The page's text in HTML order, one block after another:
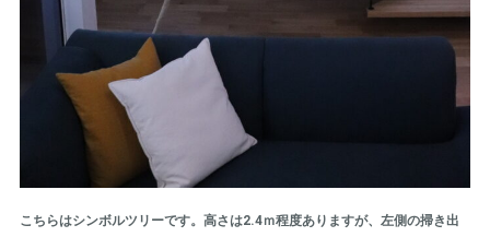
こちらはシンボルツリーです。高さは2.4ｍ程度ありますが、左側の掃き出